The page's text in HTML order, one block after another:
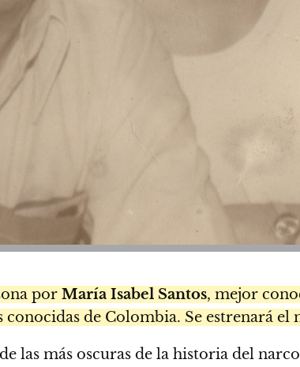
por María Isabel Santos, mejor
de Colombia. Se estrenará el
las más oscuras de la historia del